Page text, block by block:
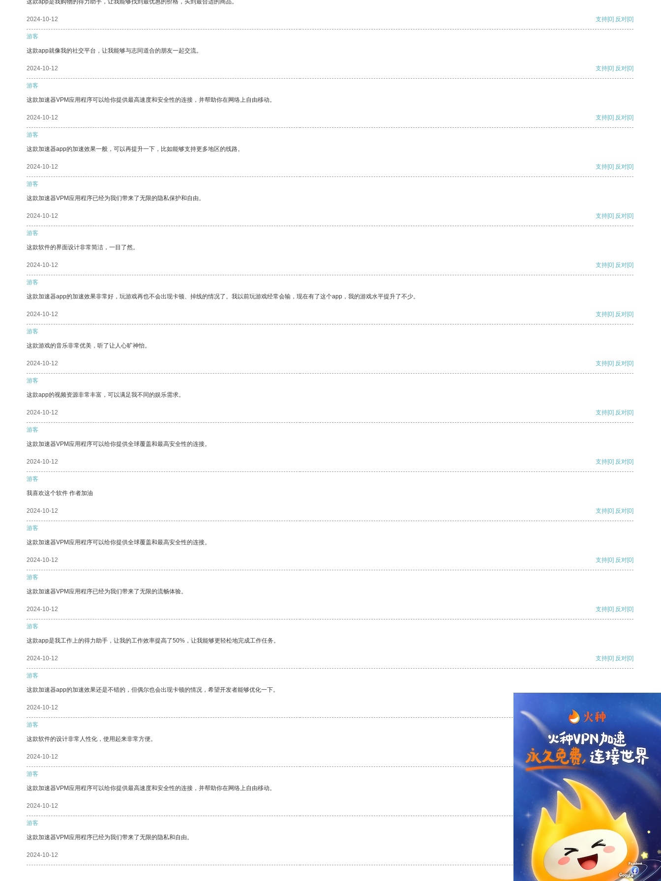
这款app是我购物的得力助手，让我能够找到最优惠的价格，买到最合适的商品。
2024-10-12 支持[0] 反对[0]
游客
这款app就像我的社交平台，让我能够与志同道合的朋友一起交流。
2024-10-12 支持[0] 反对[0]
游客
这款加速器VPM应用程序可以给你提供最高速度和安全性的连接，并帮助你在网络上自由移动。
2024-10-12 支持[0] 反对[0]
游客
这款加速器app的加速效果一般，可以再提升一下，比如能够支持更多地区的线路。
2024-10-12 支持[0] 反对[0]
游客
这款加速器VPM应用程序已经为我们带来了无限的隐私保护和自由。
2024-10-12 支持[0] 反对[0]
游客
这款软件的界面设计非常简洁，一目了然。
2024-10-12 支持[0] 反对[0]
游客
这款加速器app的加速效果非常好，玩游戏再也不会出现卡顿、掉线的情况了。我以前玩游戏经常会输，现在有了这个app，我的游戏水平提升了不少。
2024-10-12 支持[0] 反对[0]
游客
这款游戏的音乐非常优美，听了让人心旷神怡。
2024-10-12 支持[0] 反对[0]
游客
这款app的视频资源非常丰富，可以满足我不同的娱乐需求。
2024-10-12 支持[0] 反对[0]
游客
这款加速器VPM应用程序可以给你提供全球覆盖和最高安全性的连接。
2024-10-12 支持[0] 反对[0]
游客
我喜欢这个软件 作者加油
2024-10-12 支持[0] 反对[0]
游客
这款加速器VPM应用程序可以给你提供全球覆盖和最高安全性的连接。
2024-10-12 支持[0] 反对[0]
游客
这款加速器VPM应用程序已经为我们带来了无限的流畅体验。
2024-10-12 支持[0] 反对[0]
游客
这款app是我工作上的得力助手，让我的工作效率提高了50%，让我能够更轻松地完成工作任务。
2024-10-12 支持[0] 反对[0]
游客
这款加速器app的加速效果还是不错的，但偶尔也会出现卡顿的情况，希望开发者能够优化一下。
2024-10-12
游客
这款软件的设计非常人性化，使用起来非常方便。
2024-10-12 支持 [0] 反对[0]
游客
这款加速器VPM应用程序可以给你提供最高速度和安全性的连接，并帮助你在网络上自由移动。
2024-10-12 支持[0] 反对
游客
这款加速器VPM应用程序已经为我们带来了无限的隐私和自由。
2024-10-12 支持[0] 反对[0]